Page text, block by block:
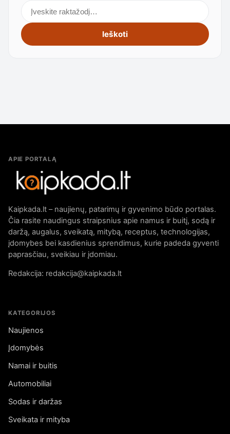
Ieškoti
APIE PORTALĄ
Kaipkada.lt – naujienų, patarimų ir gyvenimo būdo portalas.
Čia rasite naudingus straipsnius apie namus ir buitį, sodą ir
daržą, augalus, sveikatą, mitybą, receptus, technologijas,
įdomybes bei kasdienius sprendimus, kurie padeda gyventi
paprasčiau, sveikiau ir įdomiau.
Redakcija: redakcija@kaipkada.lt
KATEGORIJOS
Naujienos
Įdomybės
Namai ir buitis
Automobiliai
Sodas ir daržas
Sveikata ir mityba